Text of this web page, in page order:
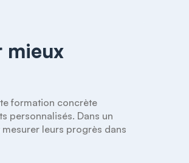
mieux
formation concrète
personnalisés. Dans un
leurs progrès dans